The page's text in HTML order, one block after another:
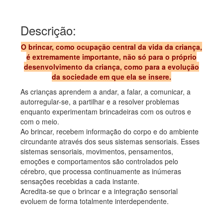
Descrição:
O brincar, como ocupação central da vida da criança,
é extremamente importante, não só para o próprio
desenvolvimento da criança, como para a evolução
da sociedade em que ela se insere.
As crianças aprendem a andar, a falar, a comunicar, a
autorregular-se, a partilhar e a resolver problemas
enquanto experimentam brincadeiras com os outros e
com o meio.
Ao brincar, recebem informação do corpo e do ambiente
circundante através dos seus sistemas sensoriais. Esses
sistemas sensoriais, movimentos, pensamentos,
emoções e comportamentos são controlados pelo
cérebro, que processa continuamente as inúmeras
sensações recebidas a cada instante.
Acredita-se que o brincar e a integração sensorial
evoluem de forma totalmente interdependente.